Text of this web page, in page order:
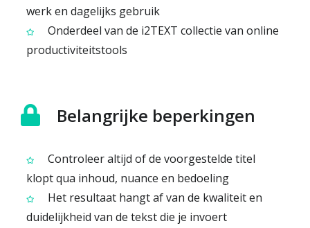
werk en dagelijks gebruik
Onderdeel van de i2TEXT collectie van online
productiviteitstools
Belangrijke beperkingen
Controleer altijd of de voorgestelde titel
klopt qua inhoud, nuance en bedoeling
Het resultaat hangt af van de kwaliteit en
duidelijkheid van de tekst die je invoert